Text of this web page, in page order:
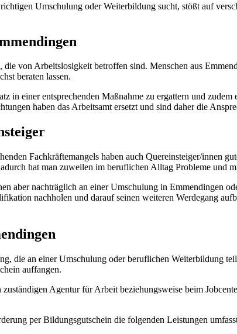
Umschulung oder Weiterbildung sucht, stößt auf
die von Arbeitslosigkeit betroffen sind. Menschen aus
beraten lassen.
in einer entsprechenden Maßnahme zu ergattern und
haben das Arbeitsamt ersetzt und sind daher die
Fachkräftemangels haben auch Quereinsteiger/innen
hat man zuweilen im beruflichen Alltag Probleme und
aber nachträglich an einer Umschulung in Emmendingen
nachholen und darauf seinen weiteren Werdegang
die an einer Umschulung oder beruflichen Weiterbildung
auffangen.
Agentur für Arbeit beziehungsweise beim
per Bildungsgutschein die folgenden Leistungen